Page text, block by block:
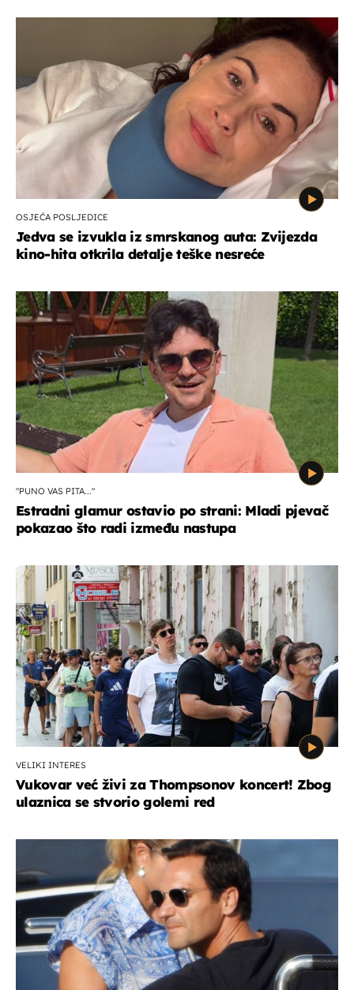
OSJEĆA POSLJEDICE
Jedva se izvukla iz smrskanog auta: Zvijezda
kino-hita otkrila detalje teške nesreće
"PUNO VAS PITA..."
Estradni glamur ostavio po strani: Mladi pjevač
pokazao što radi između nastupa
VELIKI INTERES
Vukovar već živi za Thompsonov koncert! Zbog
ulaznica se stvorio golemi red